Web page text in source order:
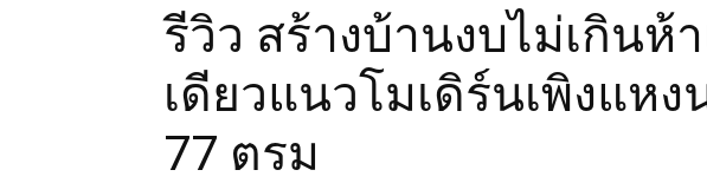
รีวิว สร้างบ้านงบไม่เกิน
เดียวแนวโมเดิร์นเพิงแห
77 ตรม